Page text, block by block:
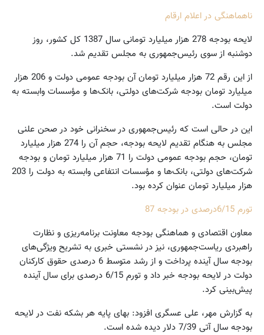
ناهماهنگی در اعلام ارقام
لایحه بودجه 278 هزار میلیارد تومانی سال 1387 کل کشور، روز
دوشنبه از سوی رئیس‌جمهوری به مجلس تقدیم شد.
از این رقم 72 هزار میلیارد تومان آن بودجه عمومی دولت و 206 هزار
میلیارد تومان بودجه شرکت‌های دولتی، بانک‌ها و مؤسسات وابسته به
دولت است.
این در حالی است که رئیس‌جمهوری در سخنرانی خود در صحن علنی
مجلس به هنگام تقدیم لایحه بودجه، حجم آن را 274 هزار میلیارد
تومان، حجم بودجه عمومی دولت را 71 هزار میلیارد تومان و بودجه
شرکت‌های دولتی، بانک‌ها و مؤسسات انتفاعی وابسته به دولت را 203
هزار میلیارد تومان عنوان کرده بود.
تورم 6/15درصدی در بودجه 87
معاون اقتصادی و هماهنگی بودجه معاونت برنامه‌ریزی و نظارت
راهبردی ریاست‌جمهوری، نیز در نشستی خبری به تشریح ویژگی‌های
بودجه سال آینده پرداخت و از رشد متوسط 6 درصدی حقوق کارکنان
دولت در لایحه بودجه خبر داد و تورم 6/15 درصدی برای سال آینده
پیش‌بینی کرد.
به گزارش مهر، علی عسگری افزود: بهای پایه هر بشکه نفت در لایحه
بودجه سال آتی 7/39 دلار دیده شده است.